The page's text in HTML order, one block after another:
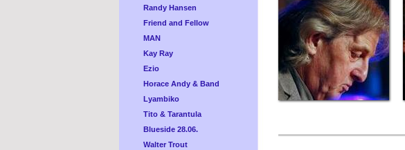
Randy Hansen
Friend and Fellow
MAN
Kay Ray
Ezio
Horace Andy & Band
Lyambiko
Tito & Tarantula
Blueside 28.06.
Walter Trout